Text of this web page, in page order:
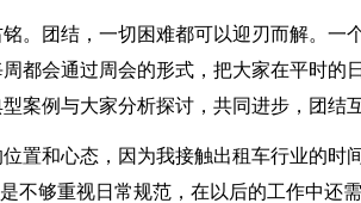
。团结，一切困难都可以迎刃而解。一
都会通过周会的形式，把大家在平时的
案例与大家分析探讨，共同进步，团结互
置和心态，因为我接触出租车行业的时
不够重视日常规范，在以后的工作中还